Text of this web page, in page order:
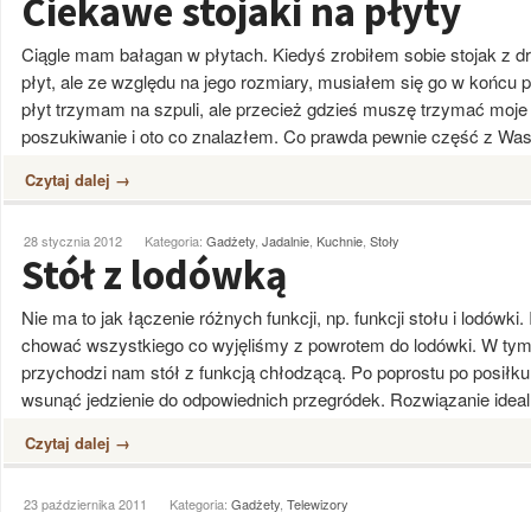
Ciekawe stojaki na płyty
Ciągle mam bałagan w płytach. Kiedyś zrobiłem sobie stojak z
płyt, ale ze względu na jego rozmiary, musiałem się go w
płyt trzymam na szpuli, ale przecież gdzieś muszę trzymać
poszukiwanie i oto co znalazłem. Co prawda pewnie część z
Czytaj dalej →
28 stycznia 2012 Kategoria: Gadżety Jadalnie Kuchnie Stoły
Stół z lodówką
Nie ma to jak łączenie różnych funkcji, np. funkcji stołu i
chować wszystkiego co wyjęliśmy z powrotem do lodówki. W
przychodzi nam stół z funkcją chłodzącą. Po poprostu po
wsunąć jedzienie do odpowiednich przegródek. Rozwiązanie
Czytaj dalej →
23 października 2011 Kategoria: Gadżety Telewizory